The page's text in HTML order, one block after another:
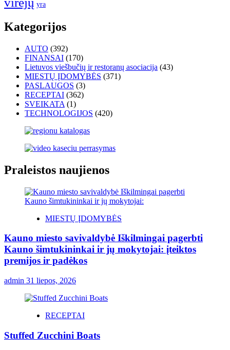
yra
Kategorijos
AUTO (392)
FINANSAI (170)
Lietuvos viešbučių ir restoranų asociacija (43)
MIESTŲ ĮDOMYBĖS (371)
PASLAUGOS (3)
RECEPTAI (362)
SVEIKATA (1)
TECHNOLOGIJOS (420)
Praleistos naujienos
MIESTŲ ĮDOMYBĖS
Kauno miesto savivaldybė Iškilmingai pagerbti
Kauno šimtukininkai ir jų mokytojai: įteiktos
premijos ir padėkos
admin 31 liepos, 2026
RECEPTAI
Stuffed Zucchini Boats